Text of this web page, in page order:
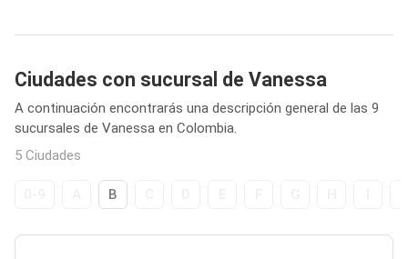
Ciudades con sucursal de Vanessa
A continuación encontrarás una descripción general de las 9
sucursales de Vanessa en Colombia.
5 Ciudades
B